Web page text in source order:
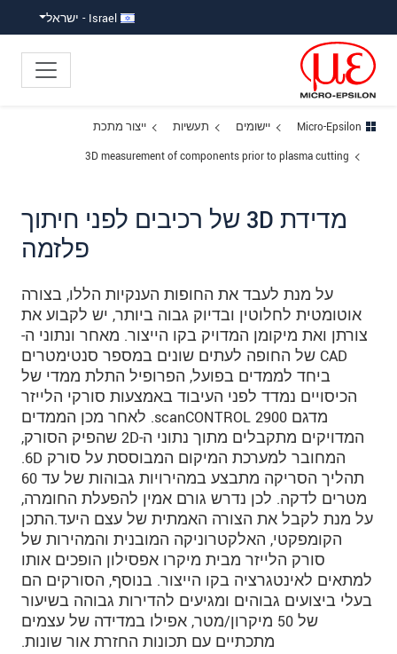
Israel - ישראל
Micro-Epsilon יישומים תעשיות
ייצור מתכת
3D measurement of components prior to plasma cutting
מדידת 3D של רכיבים לפני חיתוך
פלזמה
על מנת לעבד את החופות הענקיות הללו, בצורה
אוטומטית לחלוטין ובדיוק גבוה ביותר, יש לקבוע את
צורתן ואת מיקומן המדויק בקו הייצור. מאחר ונתוני ה-
CAD של החופה לעתים שונים במספר סנטימטרים
ביחד לממדים בפועל, הפרופיל התלת ממדי של
הכיסויים נמדד לפני העיבוד באמצעות סורקי הלייזר
מדגם scanCONTROL 2900. לאחר מכן הממדים
המדויקים מתקבלים מתוך נתוני ה-2D שהפיק הסורק,
המחובר למערכת המיקום המבוססת על סורק 6D.
תהליך הסריקה מתבצע במהירויות גבוהות של עד 60
מטרים לדקה. לכן נדרש גורם אמין להפעלת החומרה,
על מנת לקבל את הצורה האמתית של עצם היעד.התכן
הקומפקטי, האלקטרוניקה המובנית והמהירות של
סורק הלייזר מבית מיקרו אפסילון הופכים אותו
למתאים לאינטגרציה בקו הייצור. בנוסף, הסורקים הם
בעלי ביצועים גבוהים ומגיעים להדירות גבוהה בשיעור
של 50 מיקרון/מטר, אפילו במדידה של עצמים
מתכתיים עם תכונות החזרת אור שונות.